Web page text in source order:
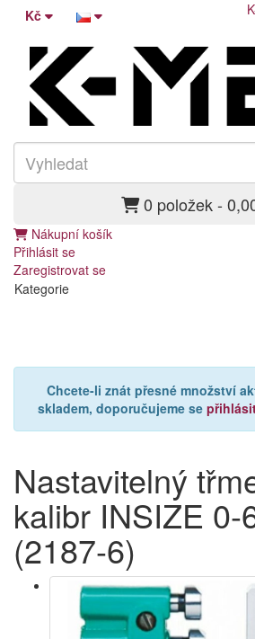
Kč
0 položek -
Nákupní košík
Přihlásit se
Zaregistrovat se
Kategorie
Chcete-li znát přesné množství
skladem, doporučujeme se
Nastavitelný
kalibr INSIZE 0-
(2187-6)